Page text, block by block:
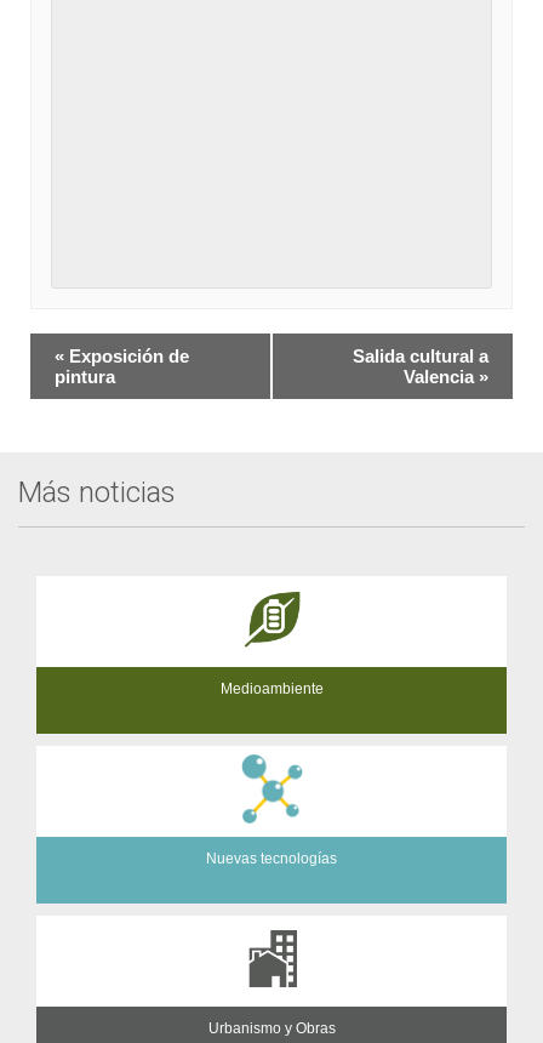
Navegación
del
« Exposición de
pintura
Salida cultural a
Valencia »
Más noticias
Medioambiente
Nuevas tecnologías
Urbanismo y Obras